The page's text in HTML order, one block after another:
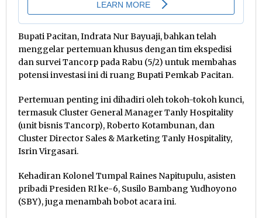
Bupati Pacitan, Indrata Nur Bayuaji, bahkan telah
menggelar pertemuan khusus dengan tim ekspedisi
dan survei Tancorp pada Rabu (5/2) untuk membahas
potensi investasi ini di ruang Bupati Pemkab Pacitan.
Pertemuan penting ini dihadiri oleh tokoh-tokoh kunci,
termasuk Cluster General Manager Tanly Hospitality
(unit bisnis Tancorp), Roberto Kotambunan, dan
Cluster Director Sales & Marketing Tanly Hospitality,
Isrin Virgasari.
Kehadiran Kolonel Tumpal Raines Napitupulu, asisten
pribadi Presiden RI ke-6, Susilo Bambang Yudhoyono
(SBY), juga menambah bobot acara ini.